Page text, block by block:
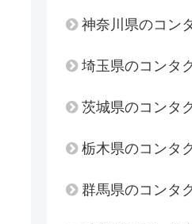
神奈川県のコン
埼玉県のコンタ
茨城県のコンタ
栃木県のコンタ
群馬県のコンタ